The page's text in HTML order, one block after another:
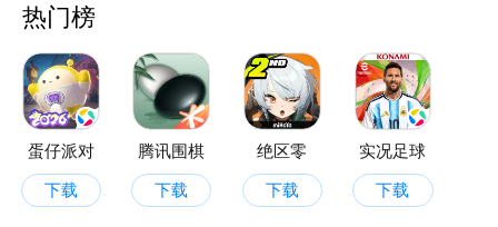
热门榜
蛋仔派对
下载
腾讯围棋
下载
绝区零
下载
实况足球
下载